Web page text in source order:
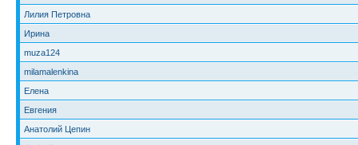
Лилия Петровна
Ирина
muza124
milamalenkina
Елена
Евгения
Анатолий Цепин